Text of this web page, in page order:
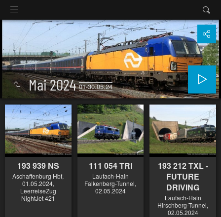
Mai 202401-30.05.24
193 939 NS
Aschaffenburg Hbf,
01.05.2024,
LeerreiseZug
NightJet 421
111 054 TRI
Laufach-Hain
Falkenberg-Tunnel,
02.05.2024
193 212 TXL -
FUTURE
DRIVING
Laufach-Hain
Hirschberg-Tunnel,
02.05.2024